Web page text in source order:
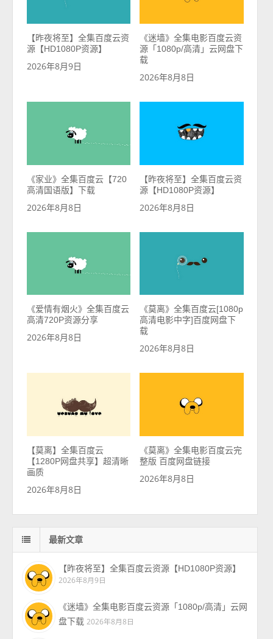
【昨夜将至】全集百度云资
源【HD1080P资源】
2026年8月9日
《迷墙》全集电影百度云资
源「1080p/高清」云网盘下
载
2026年8月8日
《家业》全集百度云【720
高清国语版】下载
2026年8月8日
【昨夜将至】全集百度云资
源【HD1080P资源】
2026年8月8日
《爱情有烟火》全集百度云
高清720P资源分享
2026年8月8日
《莫离》全集百度云[1080p
高清电影中字]百度网盘下
载
2026年8月8日
【莫离】全集百度云
【1280P网盘共享】超清晰
画质
2026年8月8日
《莫离》全集电影百度云完
整版 百度网盘链接
2026年8月8日
最新文章
【昨夜将至】全集百度云资源【HD1080P资源】
2026年8月9日
《迷墙》全集电影百度云资源「1080p/高清」云网
盘下载 2026年8月8日